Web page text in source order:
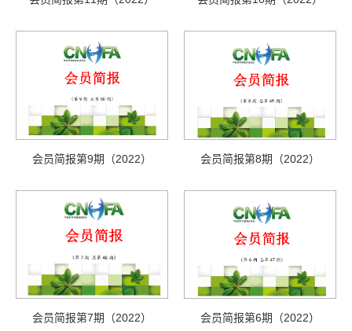
会员简报第9期（2022） 会员简报第8期（2022）
会员简报第7期（2022） 会员简报第6期（2022）